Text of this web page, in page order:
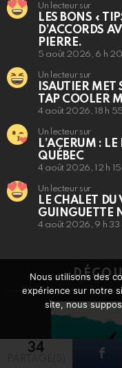
34
Un lecteur sur
LES BONS «
D’ACCORDS
PIERRE.
5 août 2026, 6 h 20
Un lecteur sur
ISAUTIER MET
TAP COOLER
4 août 2026, 18 h
Un lecteur sur
L’ACERUM :
QUÉBEC
4 août 2026, 12 h 15
Un lecteur sur
LE CHALET
GUINGUETTE
4 août 2026, 9 h 33
Nous utilisons des
expérience sur notre
site, nous